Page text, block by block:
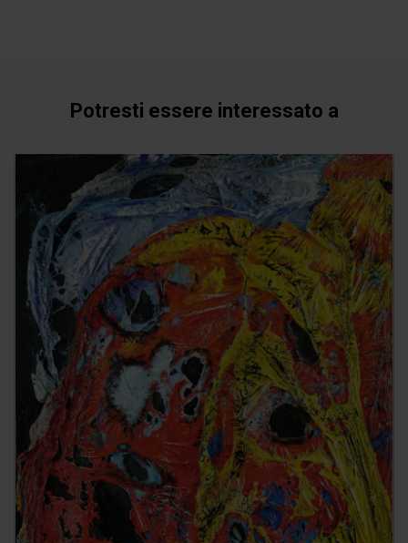
Potresti essere interessato a